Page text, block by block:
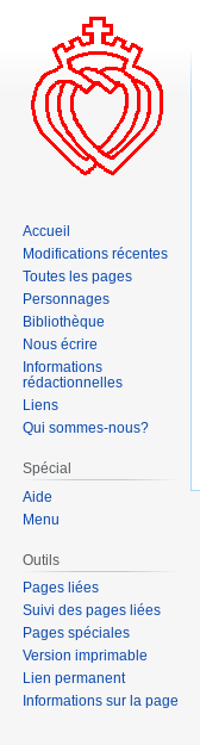
Accueil
Modifications récentes
Toutes les pages
Personnages
Bibliothèque
Nous écrire
Informations
rédactionnelles
Liens
Qui sommes-nous?
Spécial
Aide
Menu
Outils
Pages liées
Suivi des pages liées
Pages spéciales
Version imprimable
Lien permanent
Informations sur la page